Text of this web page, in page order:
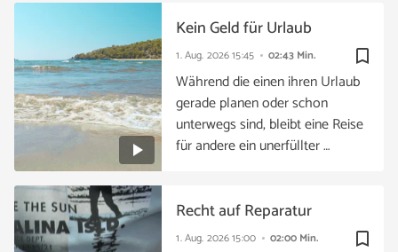
bookmark_border
1. Aug. 202615:45 02:43 Min.
Kein Geld für Urlaub
Während die einen ihren Urlaub
gerade planen oder schon
unterwegs sind, bleibt eine Reise
für andere ein unerfüllter …
bookmark_border
1. Aug. 202615:00 02:00 Min.
Recht auf Reparatur